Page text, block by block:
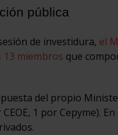
pública
de investidura, el
miembros que
del propio
1 por Cepyme).